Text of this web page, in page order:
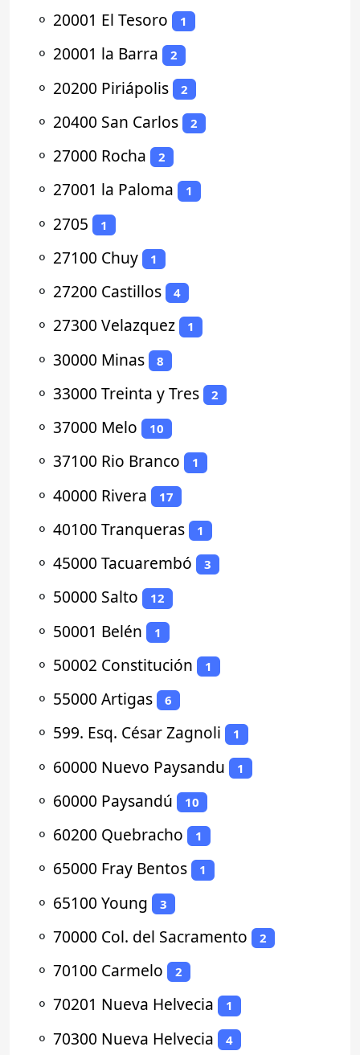
⚬ 20001 El Tesoro 1
⚬ 20001 la Barra 2
⚬ 20200 Piriápolis 2
⚬ 20400 San Carlos 2
⚬ 27000 Rocha 2
⚬ 27001 la Paloma 1
⚬ 2705 1
⚬ 27100 Chuy 1
⚬ 27200 Castillos 4
⚬ 27300 Velazquez 1
⚬ 30000 Minas 8
⚬ 33000 Treinta y Tres 2
⚬ 37000 Melo 10
⚬ 37100 Rio Branco 1
⚬ 40000 Rivera 17
⚬ 40100 Tranqueras 1
⚬ 45000 Tacuarembó 3
⚬ 50000 Salto 12
⚬ 50001 Belén 1
⚬ 50002 Constitución 1
⚬ 55000 Artigas 6
⚬ 599. Esq. César Zagnoli 1
⚬ 60000 Nuevo Paysandu 1
⚬ 60000 Paysandú 10
⚬ 60200 Quebracho 1
⚬ 65000 Fray Bentos 1
⚬ 65100 Young 3
⚬ 70000 Col. del Sacramento 2
⚬ 70100 Carmelo 2
⚬ 70201 Nueva Helvecia 1
⚬ 70300 Nueva Helvecia 4